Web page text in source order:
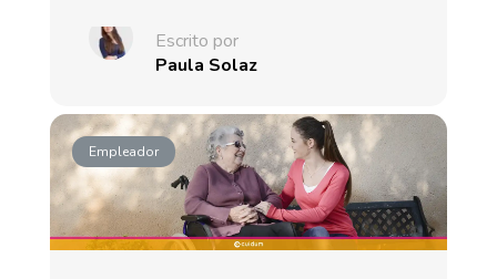
Escrito por
Paula Solaz
Empleador